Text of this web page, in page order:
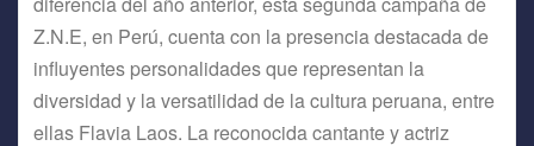
Z.N.E, en Perú, cuenta con la presencia destacada de
influyentes personalidades que representan la
diversidad y la versatilidad de la cultura peruana, entre
ellas Flavia Laos. La reconocida cantante y actriz